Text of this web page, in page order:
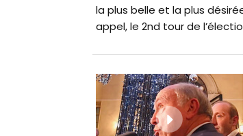
la plus belle et la plus
appel, le 2nd tour de